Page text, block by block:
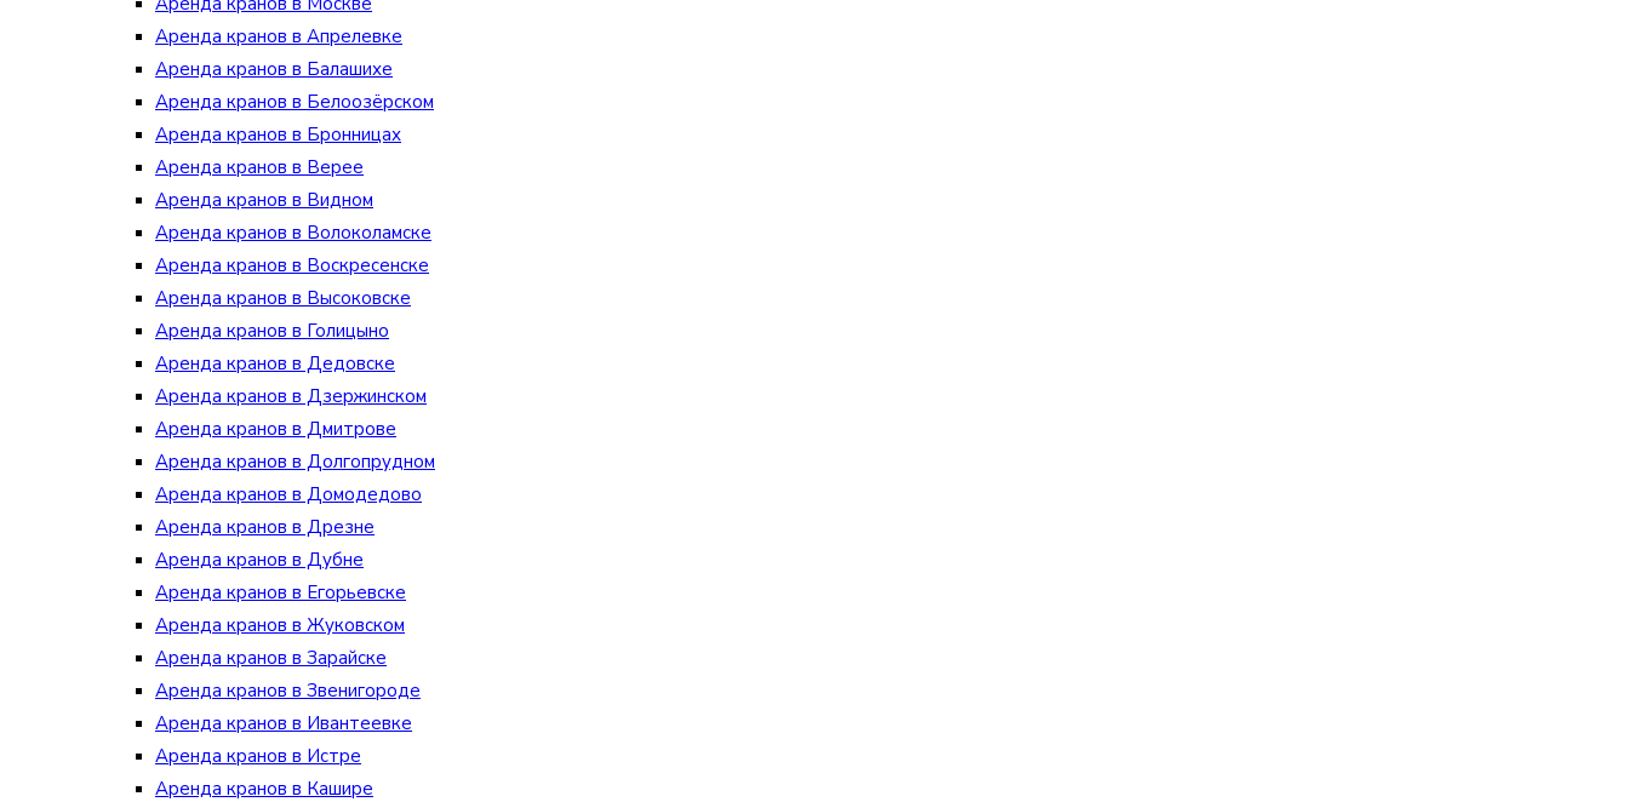
Аренда кранов в Апрелевке
Аренда кранов в Балашихе
Аренда кранов в Белоозёрском
Аренда кранов в Бронницах
Аренда кранов в Верее
Аренда кранов в Видном
Аренда кранов в Волоколамске
Аренда кранов в Воскресенске
Аренда кранов в Высоковске
Аренда кранов в Голицыно
Аренда кранов в Дедовске
Аренда кранов в Дзержинском
Аренда кранов в Дмитрове
Аренда кранов в Долгопрудном
Аренда кранов в Домодедово
Аренда кранов в Дрезне
Аренда кранов в Дубне
Аренда кранов в Егорьевске
Аренда кранов в Жуковском
Аренда кранов в Зарайске
Аренда кранов в Звенигороде
Аренда кранов в Ивантеевке
Аренда кранов в Истре
Аренда кранов в Кашире